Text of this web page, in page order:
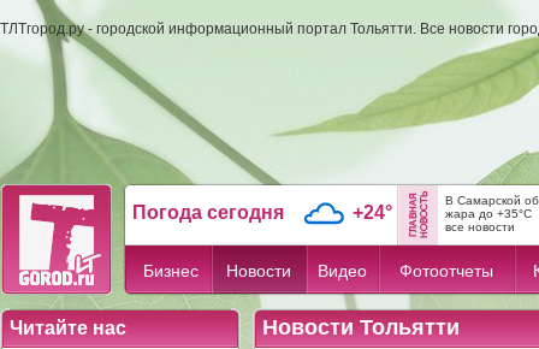
ТЛТгород.ру - городской информационный портал Тольятти. Все новости
Погода сегодня +24°
В Самарской
жара до +35°C
все новости
Бизнес Новости Видео Фотоотчеты
Читайте нас Новости Тольятти